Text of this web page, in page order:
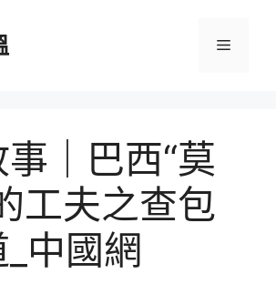
選
｜巴西“莫
工夫之查包
中國網